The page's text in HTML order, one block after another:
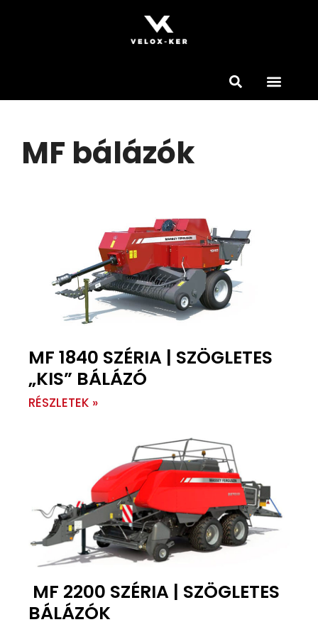
MF bálázók
MF 1840 SZÉRIA | SZÖGLETES
„KIS” BÁLÁZÓ
RÉSZLETEK »
MF 2200 SZÉRIA | SZÖGLETES
BÁLÁZÓK